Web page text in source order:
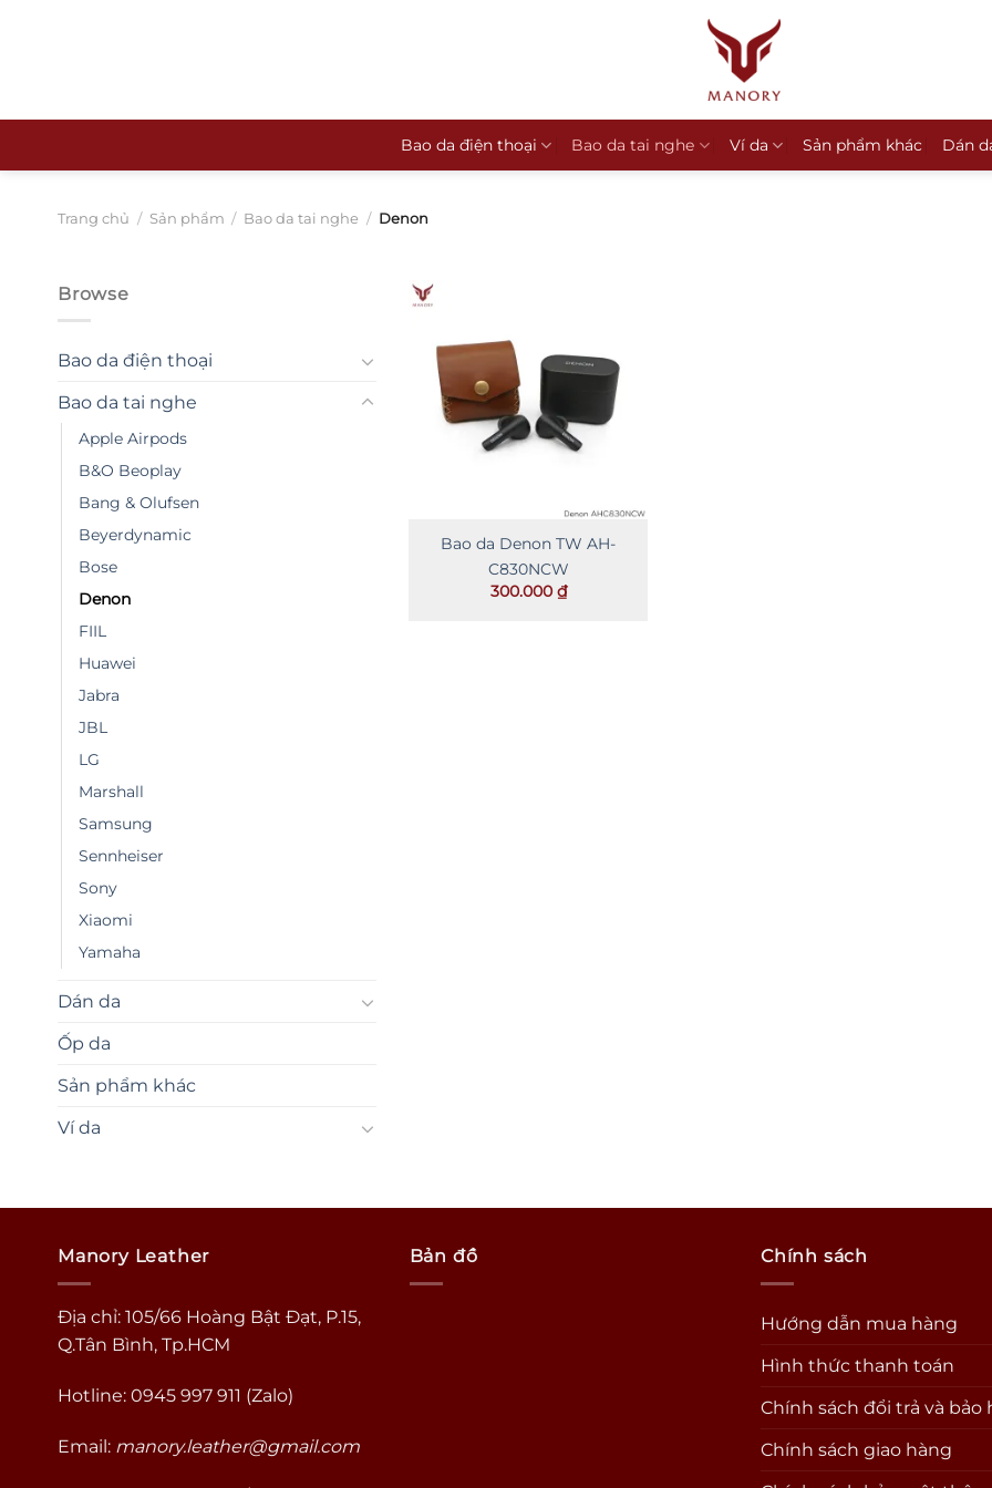
Bao da điện thoại Bao da tai nghe Ví da Sản phẩm khác Dán
Trang chủ / Sản phẩm / Bao da tai nghe / Denon
Browse
Bao da điện thoại
Bao da tai nghe
Apple Airpods
B&O Beoplay
Bang & Olufsen
Beyerdynamic
Bose
Denon
FIIL
Huawei
Jabra
JBL
LG
Marshall
Samsung
Sennheiser
Sony
Xiaomi
Yamaha
Dán da
Ốp da
Sản phẩm khác
Ví da
Bao da Denon TW AH-
C830NCW
300.000₫
Manory Leather
Địa chỉ: 105/66 Hoàng Bật Đạt, P.15,
Q.Tân Bình, Tp.HCM
Hotline: 0945 997 911 (Zalo)
Email: manory.leather@gmail.com
Bản đồ Chính sách
Hướng dẫn mua hàng
Hình thức thanh toán
Chính sách đổi trả và bảo
Chính sách giao hàng